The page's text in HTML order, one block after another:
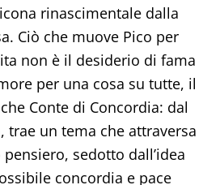
rinascimentale dalla
Ciò che muove Pico per
non è il desiderio di fama
per una cosa su tutte, il
Conte di Concordia: dal
trae un tema che attraversa
sedotto dall’idea
concordia e pace